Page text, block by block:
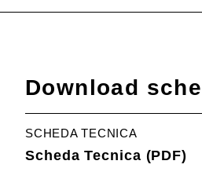
Download
SCHEDA TECNICA
Scheda Tecnica (PDF)